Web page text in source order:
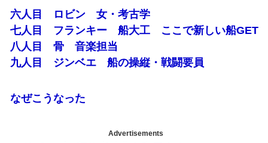
六人目 ロビン 女・考古学
七人目 フランキー 船大工 ここで新しい船GET
八人目 骨 音楽担当
九人目 ジンベエ 船の操縦・戦闘要員
なぜこうなった
Advertisements